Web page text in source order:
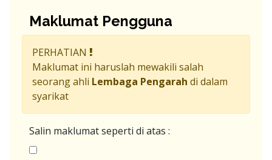
Maklumat Pengguna
PERHATIAN
Maklumat ini haruslah mewakili salah
seorang ahli Lembaga Pengarah di dalam
syarikat
Salin maklumat seperti di atas :